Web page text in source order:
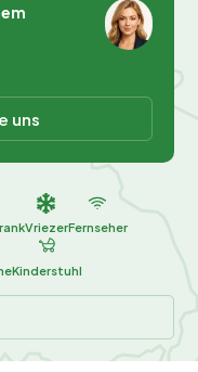
uns
VriezerFernseher
Kinderstuhl